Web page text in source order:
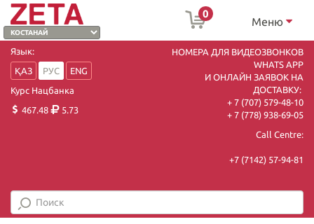
0
Меню
Язык:
ҚАЗ
РУС
ENG
Курс Нацбанка
467.48
5.73
НОМЕРА ДЛЯ ВИДЕОЗВОНКОВ
WHATS APP
И ОНЛАЙН ЗАЯВОК НА
ДОСТАВКУ:
+ 7 (707) 579-48-10
+ 7 (778) 938-69-05
Call Centre:
+7 (7142) 57-94-81